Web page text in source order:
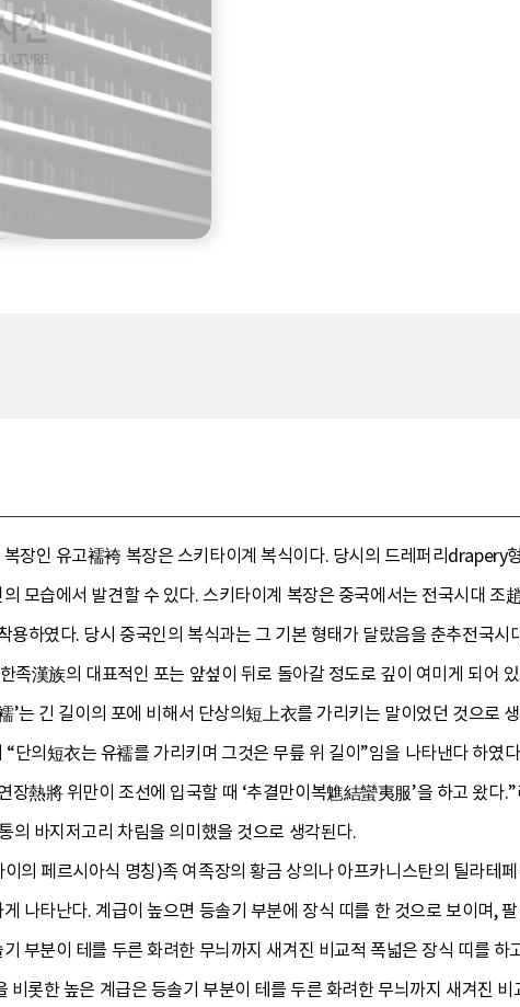
장인 유고襦袴 복장은 스키타이계 복식이다. 당시의 드레퍼리drapery
모습에서 발견할 수 있다. 스키타이계 복장은 중국에서는 전국시대
용하였다. 당시 중국인의 복식과는 그 기본 형태가 달랐음을 춘추전국
족漢族의 대표적인 포는 앞섶이 뒤로 돌아갈 정도로 깊이 여미게 되어
’는 긴 길이의 포에 비해서 단상의短上衣를 가리키는 말이었던 것으로
“단의短衣는 유襦를 가리키며 그것은 무릎 위 길이”임을 나타낸다 하였
장熱將 위만이 조선에 입국할 때 ‘추결만이복魋結蠻夷服’을 하고 왔다
의 바지저고리 차림을 의미했을 것으로 생각된다.
의 페르시아식 명칭)족 여족장의 황금 상의나 아프카니스탄의 틸라테
나타난다. 계급이 높으면 등솔기 부분에 장식 띠를 한 것으로 보이며,
부분이 테를 두른 화려한 무늬까지 새겨진 비교적 폭넓은 장식 띠를
비롯한 높은 계급은 등솔기 부분이 테를 두른 화려한 무늬까지 새겨진